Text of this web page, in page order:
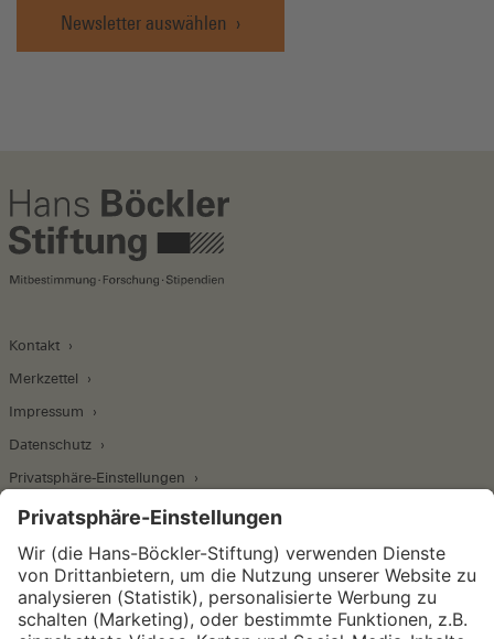
Newsletter auswählen
Kontakt
Merkzettel
Impressum
Datenschutz
Privatsphäre-Einstellungen
Wirtschafts- und Sozialwissenschaftliches Institut